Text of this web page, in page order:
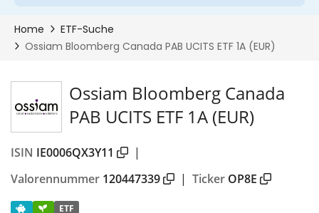
Ossiam Bloomberg Canada
PAB UCITS ETF 1A (EUR)
ISIN IE0006QX3Y11
|
Valorennummer 120447339 | Ticker OP8E
ETF